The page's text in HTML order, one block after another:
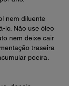
nem diluente
lo. Não use óleo
nem deixe cair
traseira
poeira.